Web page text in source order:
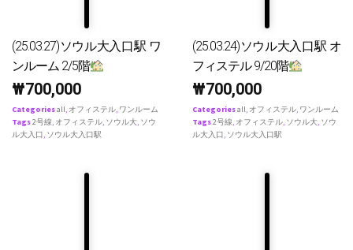
(25.03.27)ソウル大入口駅 ワ
ンルーム 2/5階
₩700,000
Categoriesall, オフィステル, ワンルーム
Tags2号線, オフィステル, ソウル大, ソウ
ル大入口, ソウル大入口駅
(25.03.24)ソウル大入口駅 オ
フィステル 9/20階
₩700,000
Categoriesall, オフィステル, ワンルーム
Tags2号線, オフィステル, ソウル大, ソウ
ル大入口, ソウル大入口駅